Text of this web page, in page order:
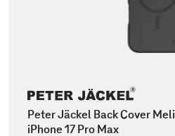
Peter Jäckel Back Cover
iPhone 17 Pro Max